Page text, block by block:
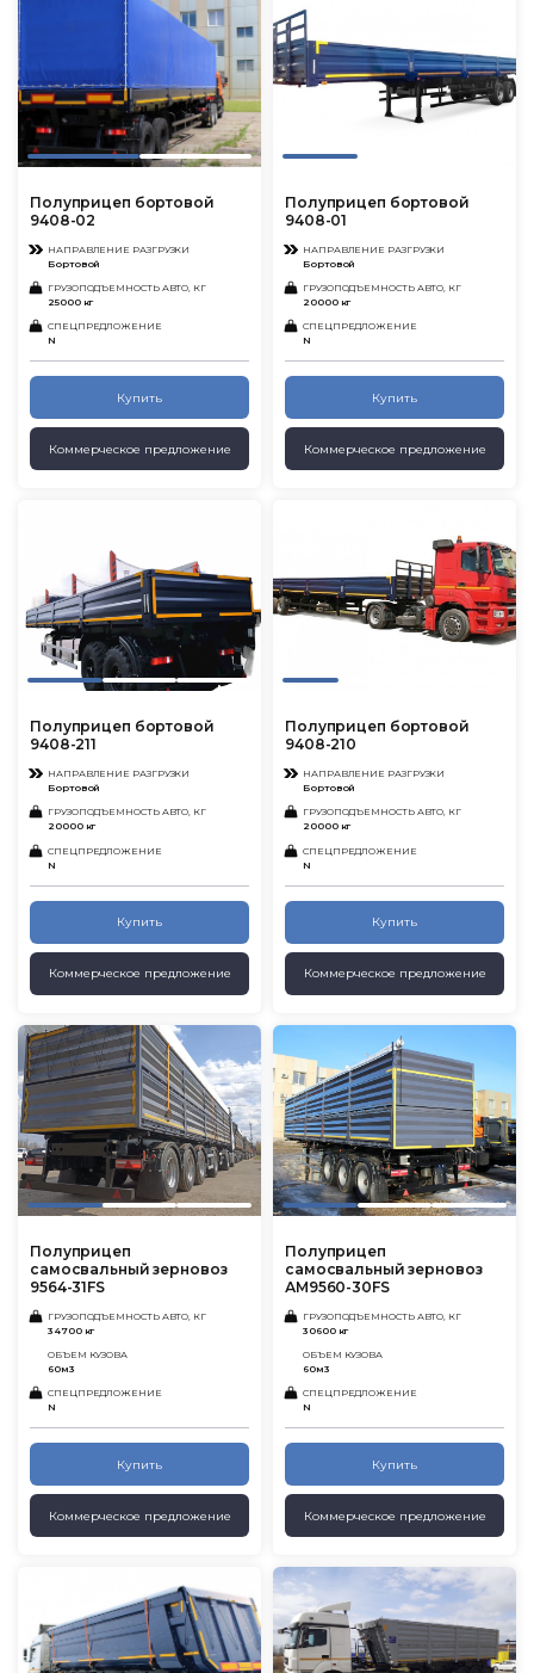
Полуприцеп бортовой
9408-02
НАПРАВЛЕНИЕ РАЗГРУЗКИ
Бортовой
ГРУЗОПОДЪЕМНОСТЬ АВТО, КГ
25000 кг
СПЕЦПРЕДЛОЖЕНИЕ
N
Купить
Коммерческое предложение
Полуприцеп бортовой
9408-01
НАПРАВЛЕНИЕ РАЗГРУЗКИ
Бортовой
ГРУЗОПОДЪЕМНОСТЬ АВТО, КГ
20000 кг
СПЕЦПРЕДЛОЖЕНИЕ
N
Купить
Коммерческое предложение
Полуприцеп бортовой
9408-211
НАПРАВЛЕНИЕ РАЗГРУЗКИ
Бортовой
ГРУЗОПОДЪЕМНОСТЬ АВТО, КГ
20000 кг
СПЕЦПРЕДЛОЖЕНИЕ
N
Купить
Коммерческое предложение
Полуприцеп бортовой
9408-210
НАПРАВЛЕНИЕ РАЗГРУЗКИ
Бортовой
ГРУЗОПОДЪЕМНОСТЬ АВТО, КГ
20000 кг
СПЕЦПРЕДЛОЖЕНИЕ
N
Купить
Коммерческое предложение
Полуприцеп
самосвальный зерновоз
9564-31FS
ГРУЗОПОДЪЕМНОСТЬ АВТО, КГ
34700 кг
ОБЪЕМ КУЗОВА
60м3
СПЕЦПРЕДЛОЖЕНИЕ
N
Купить
Коммерческое предложение
Полуприцеп
самосвальный зерновоз
АМ9560-30FS
ГРУЗОПОДЪЕМНОСТЬ АВТО, КГ
30600 кг
ОБЪЕМ КУЗОВА
60м3
СПЕЦПРЕДЛОЖЕНИЕ
N
Купить
Коммерческое предложение